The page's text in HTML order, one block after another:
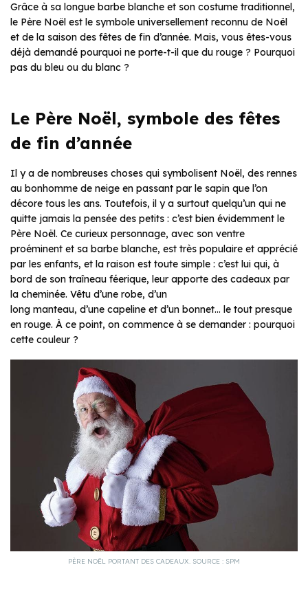
Grâce à sa longue barbe blanche et son costume traditionnel,
le Père Noël est le symbole universellement reconnu de Noël
et de la saison des fêtes de fin d’année. Mais, vous êtes-vous
déjà demandé pourquoi ne porte-t-il que du rouge ? Pourquoi
pas du bleu ou du blanc ?
Le Père Noël, symbole des fêtes
de fin d’année
Il y a de nombreuses choses qui symbolisent Noël, des rennes
au bonhomme de neige en passant par le sapin que l’on
décore tous les ans. Toutefois, il y a surtout quelqu’un qui ne
quitte jamais la pensée des petits : c’est bien évidemment le
Père Noël. Ce curieux personnage, avec son ventre
proéminent et sa barbe blanche, est très populaire et apprécié
par les enfants, et la raison est toute simple : c’est lui qui, à
bord de son traîneau féerique, leur apporte des cadeaux par
la cheminée. Vêtu d’une robe, d’un
long manteau, d’une capeline et d’un bonnet… le tout presque
en rouge. À ce point, on commence à se demander : pourquoi
cette couleur ?
PÈRE NOËL PORTANT DES CADEAUX. SOURCE : SPM